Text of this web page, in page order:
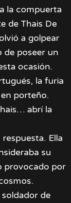
la compuerta
de Thais De
a golpear
de poseer un
ocasión.
la furia
porteño.
abrí la
Ella
su
provocado por
de